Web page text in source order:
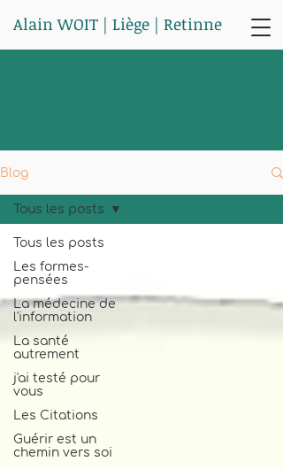
Alain WOIT | Liège | Retinne
Blog
Tous les posts
Les formes-
pensées
La médecine de
l'information
La santé
autrement
j'ai testé pour
vous
Les Citations
Guérir est un
chemin vers soi
Tous les posts